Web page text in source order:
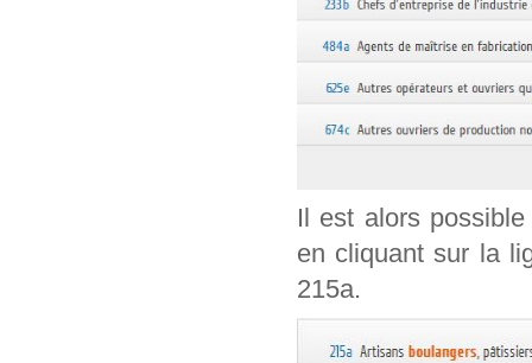
Il est alors
en cliquant sur la
215a.